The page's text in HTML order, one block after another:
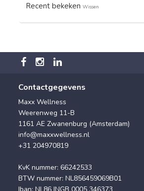
Recent bekeken Wissen
Contactgegevens
Maxx Wellness
Weerenweg 11-B
1161 AE Zwanenburg (Amsterdam)
info@maxxwellness.nl
+31 204970819
KvK nummer: 66242533
BTW nummer: NL856459069B01
Iban: NL86 INGB 0005 346373